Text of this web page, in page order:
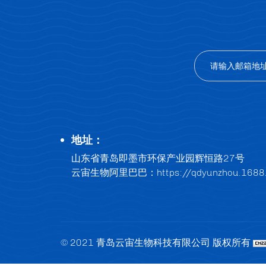
地址：
山东省青岛即墨市环保产业园辉恒路27号
云宙生物阿里巴巴： https://
© 2021 青岛云宙生物科技有限公司 版权所有